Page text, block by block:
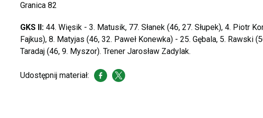
Granica 82
GKS II: 44. Więsik - 3. Matusik, 77. Słanek (46, 27. Słupek), 4. Piotr
Fajkus), 8. Matyjas (46, 32. Paweł Konewka) - 25. Gębala, 5. Rawski
Taradaj (46, 9. Myszor). Trener Jarosław Zadylak.
Udostępnij materiał: